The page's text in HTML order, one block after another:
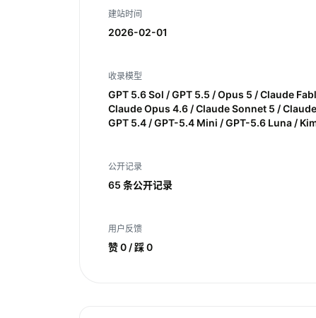
建站时间
2026-02-01
收录模型
GPT 5.6 Sol / GPT 5.5 / Opus 5 / Claude
Claude Opus 4.6 / Claude Sonnet 5 /
GPT 5.4 / GPT-5.4 Mini / GPT-5.6 Luna /
公开记录
65 条公开记录
用户反馈
赞 0 / 踩 0